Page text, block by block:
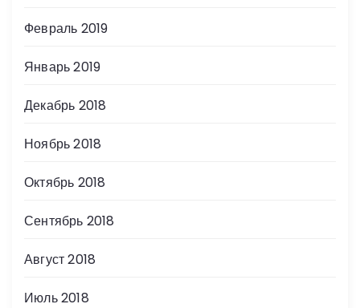
Февраль 2019
Январь 2019
Декабрь 2018
Ноябрь 2018
Октябрь 2018
Сентябрь 2018
Август 2018
Июль 2018